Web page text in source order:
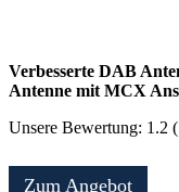
Verbesserte DAB
Antenne mit MCX
Unsere Bewertung: 1.2
Zum Angebot